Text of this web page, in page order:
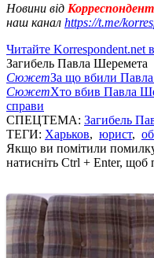
Новини від
наш канал https://t.me/
Читайте Korrespondent.net
Загибель Павла Шеремета
СюжетЗа що вбили Павла
СюжетХто вбив Павла
справи
СПЕЦТЕМА: Загибель
ТЕГИ: Харьков, юрист,
Якщо ви помітили помилку,
натисніть Ctrl + Enter, щоб